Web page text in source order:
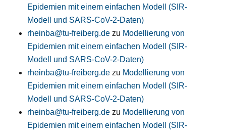
Epidemien mit einem einfachen Modell (SIR-
Modell und SARS-CoV-2-Daten)
rheinba@tu-freiberg.de zu Modellierung von
Epidemien mit einem einfachen Modell (SIR-
Modell und SARS-CoV-2-Daten)
rheinba@tu-freiberg.de zu Modellierung von
Epidemien mit einem einfachen Modell (SIR-
Modell und SARS-CoV-2-Daten)
rheinba@tu-freiberg.de zu Modellierung von
Epidemien mit einem einfachen Modell (SIR-